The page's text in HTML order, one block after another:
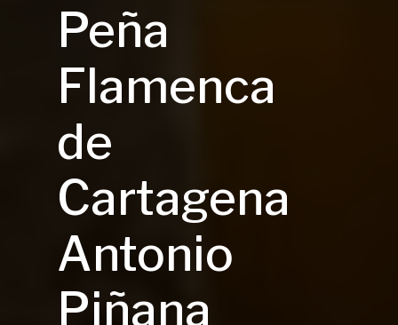
Peña
Flamenca
de
Cartagena
Antonio
Piñana